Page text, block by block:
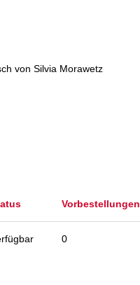
von Silvia Morawetz
Vorbestellungen
0